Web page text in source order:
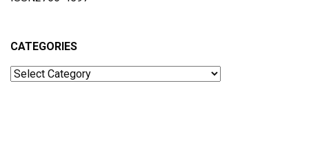
CATEGORIES
Categories